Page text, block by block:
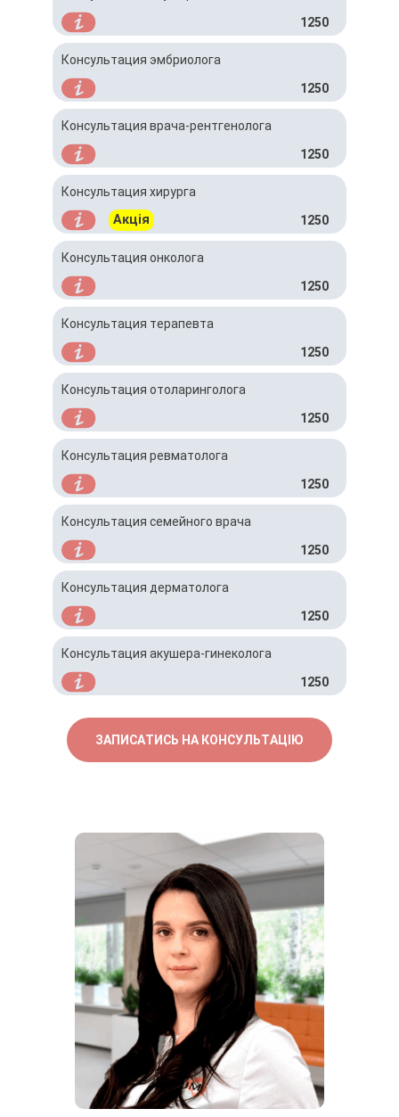
1250
Консультация эмбриолога
1250
Консультация врача-рентгенолога
1250
Консультация хирурга
Акція 1250
Консультация онколога
1250
Консультация терапевта
1250
Консультация отоларинголога
1250
Консультация ревматолога
1250
Консультация семейного врача
1250
Консультация дерматолога
1250
Консультация акушера-гинеколога
1250
ЗАПИСАТИСЬ НА КОНСУЛЬТАЦІЮ